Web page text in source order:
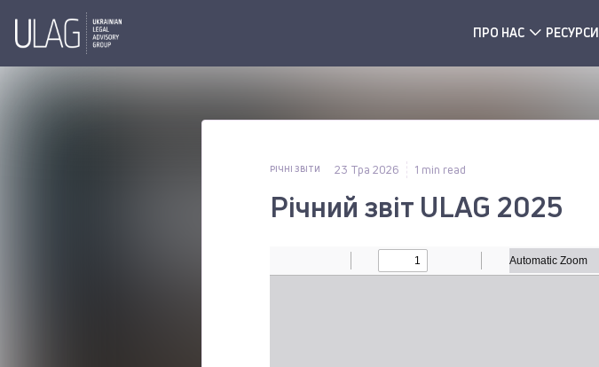
ПРО НАС РЕСУРСИ
РІЧНІ ЗВІТИ 23 Тра 2026 1 min read
Річний звіт ULAG 2025